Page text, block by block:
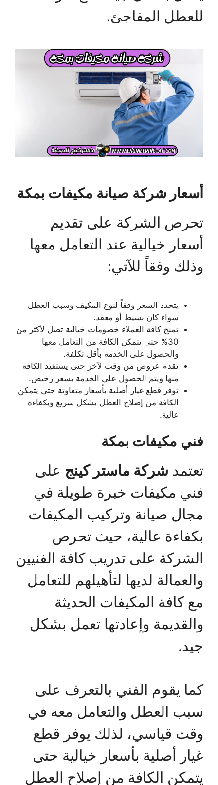
للعطل المفاجئ.
أسعار شركة صيانة مكيفات بمكة
تحرص الشركة على تقديم
أسعار خيالية عند التعامل معها
وذلك وفقاً للآتي:
يتحدد السعر وفقاً لنوع المكيف وسبب العطل
سواء كان بسيط أو معقد.
تمنح كافة العملاء خصومات خيالية تصل لأكثر من
30% حتى يتمكن الكافة من التعامل معها
والحصول على الخدمة بأقل تكلفة.
تقدم عروض من وقت لآخر حتى يستفيد الكافة
منها ويتم الحصول على الخدمة بسعر رخيص.
توفر قطع غيار أصلية بأسعار متفاوتة حتى يتمكن
الكافة من إصلاح العطل بشكل سريع وبكفاءة
عالية.
فني مكيفات بمكة
تعتمد شركة ماستر كينج على
فني مكيفات خبرة طويلة في
مجال صيانة وتركيب المكيفات
بكفاءة عالية، حيث تحرص
الشركة على تدريب كافة الفنيين
والعمالة لديها لتأهيلهم للتعامل
مع كافة المكيفات الحديثة
والقديمة وإعادتها تعمل بشكل
جيد.
كما يقوم الفني بالتعرف على
سبب العطل والتعامل معه في
وقت قياسي، لذلك يوفر قطع
غيار أصلية بأسعار خيالية حتى
يتمكن الكافة من إصلاح العطل